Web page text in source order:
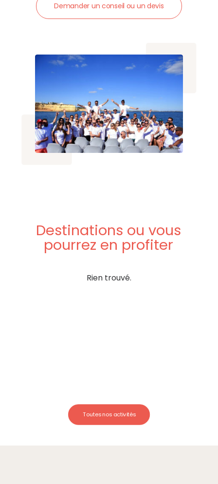
Demander un conseil ou un devis
Destinations ou vous
pourrez en profiter
Rien trouvé.
Toutes nos activités